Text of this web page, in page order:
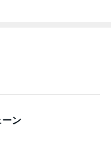
ーン